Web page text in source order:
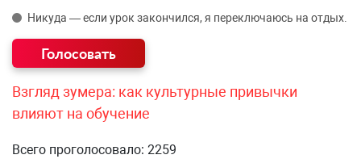
Никуда — если урок закончился, я переключаюсь на отдых.
Взгляд зумера: как культурные привычки
влияют на обучение
Всего проголосовало: 2259